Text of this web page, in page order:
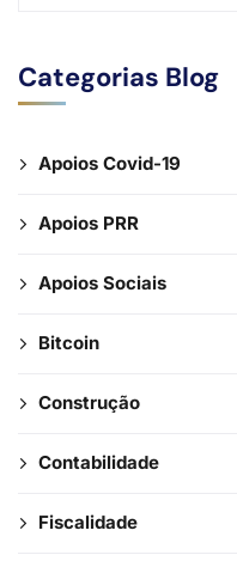
Categorias Blog
Apoios Covid-19
Apoios PRR
Apoios Sociais
Bitcoin
Construção
Contabilidade
Fiscalidade
Newsletter!